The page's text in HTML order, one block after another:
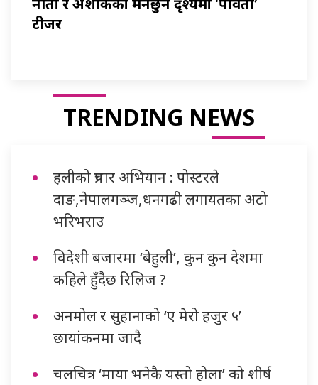
नीता र अशोकको मनछुने दृश्यमा ‘पार्वती’
टीजर
TRENDING NEWS
हलीको प्रचार अभियान : पोस्टरले
दाङ,नेपालगञ्ज,धनगढी लगायतका अटो
भरिभराउ
विदेशी बजारमा ‘बेहुली’, कुन कुन देशमा
कहिले हुँदैछ रिलिज ?
अनमोल र सुहानाको ‘ए मेरो हजुर ५’
छायांकनमा जादै
चलचित्र ‘माया भनेकै यस्तो होला’ को शीर्ष